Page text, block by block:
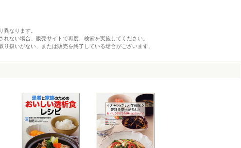
なります。
ない場合、販売サイトで再度、検索を実施してください。
扱いがない、または販売を終了している場合がございます。